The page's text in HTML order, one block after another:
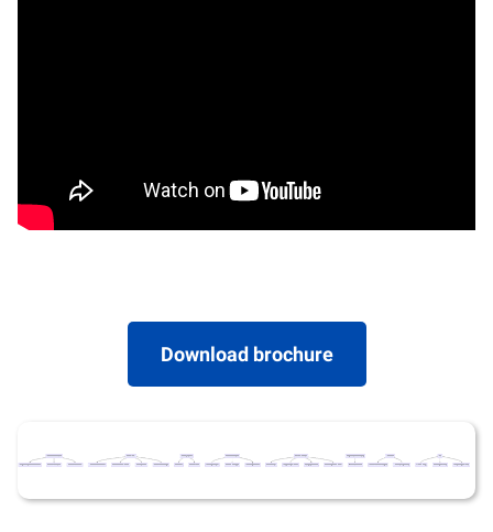
Download brochure